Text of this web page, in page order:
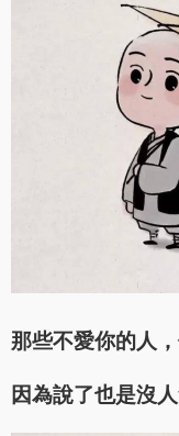
那些不愛你的人
因為說了也是沒人